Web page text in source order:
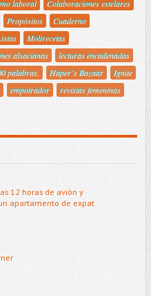
laboral
Colaboraciones estelares
Propósitos
Cuaderno
Molirecetas
alsacianas
lecturas encadenadas
palabras. Haper´s Bazaar
Ignite
empotrador
revistas femeninas
12 horas de avión y
apartamento de expat